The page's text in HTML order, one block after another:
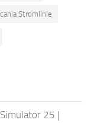
Stromlinie
25 |